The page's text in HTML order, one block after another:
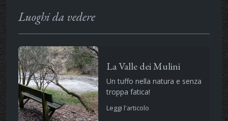
Luoghi da vedere
La Valle dei Mulini
Un tuffo nella natura e senza
troppa fatica!
Leggi l'articolo